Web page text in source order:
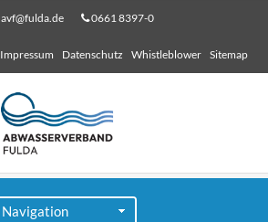
avf@fulda.de 0661 8397-0
Impressum Datenschutz Whistleblower Sitemap